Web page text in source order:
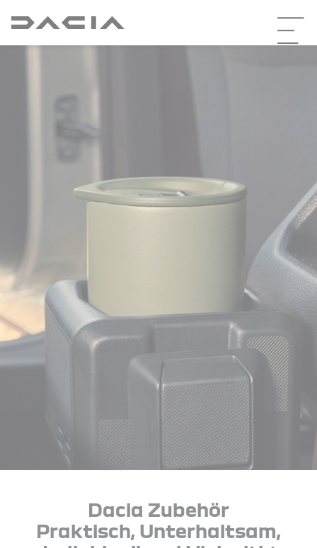
Dacia Zubehör
Praktisch, Unterhaltsam,